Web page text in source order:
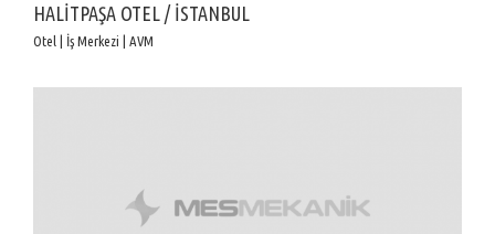
HALİTPAŞA OTEL / İSTANBUL
Otel | İş Merkezi | AVM